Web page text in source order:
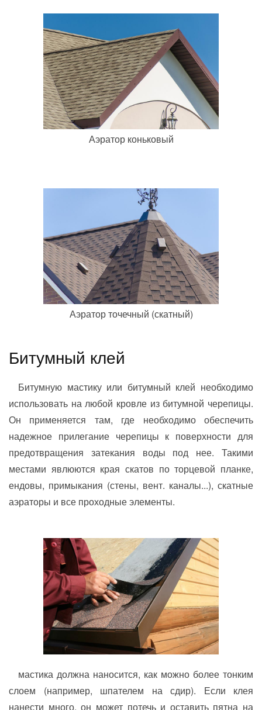
Аэратор коньковый
Аэратор точечный (скатный)
Битумный клей
Битумную мастику или битумный клей необходимо
использовать на любой кровле из битумной черепицы.
Он применяется там, где необходимо обеспечить
надежное прилегание черепицы к поверхности для
предотвращения затекания воды под нее. Такими
местами явлюются края скатов по торцевой планке,
ендовы, примыкания (стены, вент. каналы...), скатные
аэраторы и все проходные элементы.
мастика должна наносится, как можно более тонким
слоем (например, шпателем на сдир). Если клея
нанести много, он может потечь и оставить пятна на